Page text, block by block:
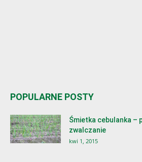
POPULARNE POSTY
Śmietka cebulanka –
zwalczanie
kwi 1, 2015